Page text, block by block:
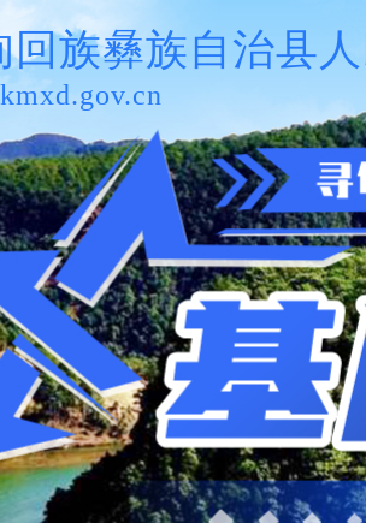
回族彝族自治县